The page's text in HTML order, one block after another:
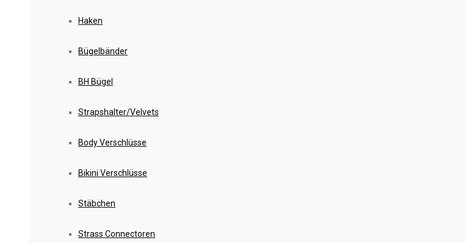
Haken
Bügelbänder
BH Bügel
Strapshalter/Velvets
Body Verschlüsse
Bikini Verschlüsse
Stäbchen
Strass Connectoren